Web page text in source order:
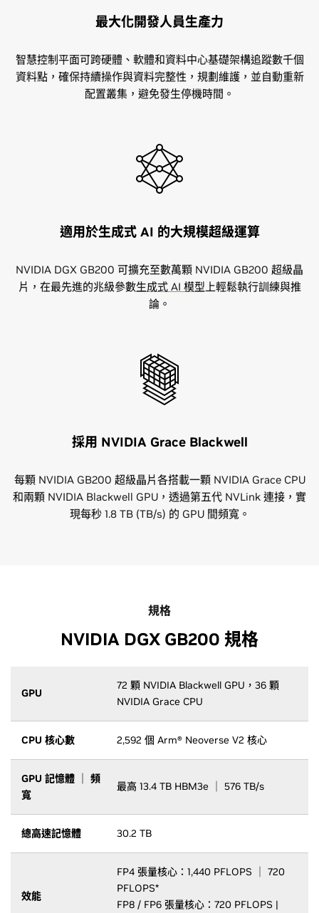
最大化開發人員生產力
智慧控制平面可跨硬體、軟體和資料中心基礎架構追蹤數千個
資料點，確保持續操作與資料完整性，規劃維護，並自動重新
配置叢集，避免發生停機時間。
適用於生成式 AI 的大規模超級運算
NVIDIA DGX GB200 可擴充至數萬顆 NVIDIA GB200 超級晶
片，在最先進的兆級參數生成式 AI 模型上輕鬆執行訓練與推
論。
採用 NVIDIA Grace Blackwell
每顆 NVIDIA GB200 超級晶片各搭載一顆 NVIDIA Grace CPU
和兩顆 NVIDIA Blackwell GPU，透過第五代 NVLink 連接，實
現每秒 1.8 TB (TB/s) 的 GPU 間頻寬。
規格
NVIDIA DGX GB200 規格
GPU
72 顆 NVIDIA Blackwell GPU，36 顆
NVIDIA Grace CPU
CPU 核心數 2,592 個 Arm® Neoverse V2 核心
GPU 記憶體 ｜ 頻
寬
最高 13.4 TB HBM3e ｜ 576 TB/s
總高速記憶體 30.2 TB
效能
FP4 張量核心：1,440 PFLOPS ｜ 720
PFLOPS*
FP8 / FP6 張量核心：720 PFLOPS |